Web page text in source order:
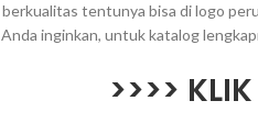
berkualitas tentunya bisa di logo
Anda inginkan, untuk katalog
>>>>